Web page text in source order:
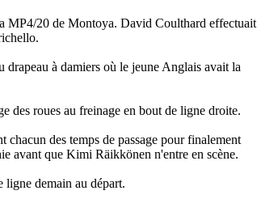
MP4/20 de Montoya. David Coulthard effectuait
drapeau à damiers où le jeune Anglais avait la
des roues au freinage en bout de ligne droite.
des temps de passage pour finalement
avant que Kimi Räikkönen n'entre en scène.
ligne demain au départ.